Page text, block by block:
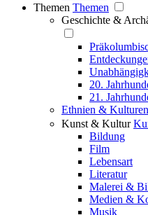
Themen Themen
Geschichte &
20.
21.
Ethnien & Kulturen
Kunst & Kultur
Bildung
Film
Lebensart
Literatur
Malerei &
Medien &
Musik